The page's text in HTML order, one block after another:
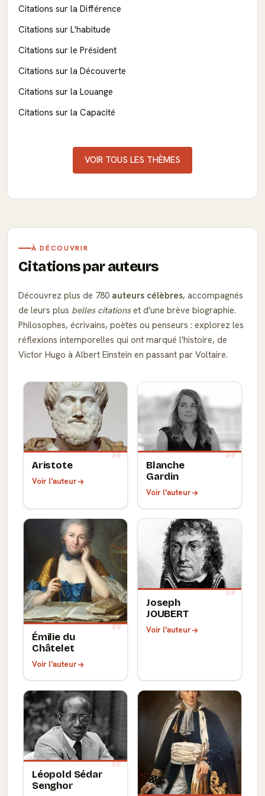
Citations sur la Différence
Citations sur L'habitude
Citations sur le Président
Citations sur la Découverte
Citations sur la Louange
Citations sur la Capacité
VOIR TOUS LES THÈMES
À DÉCOUVRIR
Citations par auteurs
Découvrez plus de 780 auteurs célèbres, accompagnés
de leurs plus belles citationset d'une brève biographie.
Philosophes, écrivains, poètes ou penseurs : explorez les
réflexions intemporelles qui ont marqué l'histoire, de
Victor Hugo à Albert Einstein en passant par Voltaire.
Aristote
Voir l'auteur
Blanche
Gardin
Voir l'auteur
Émilie du
Châtelet
Voir l'auteur
Joseph
JOUBERT
Voir l'auteur
Léopold Sédar
Senghor